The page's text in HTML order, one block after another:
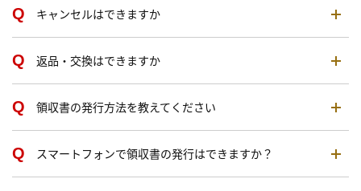
キャンセルはできますか
返品・交換はできますか
領収書の発行方法を教えてください
スマートフォンで領収書の発行はできますか？